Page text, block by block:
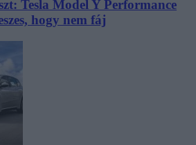
Tesla Model Y Performance
hogy nem fáj